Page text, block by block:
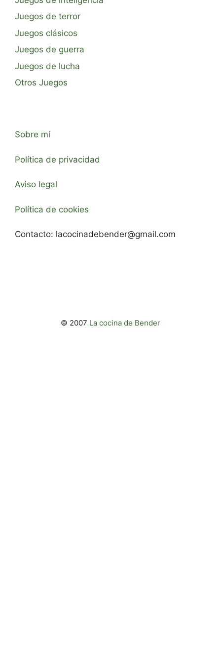
Juegos de terror
Juegos clásicos
Juegos de guerra
Juegos de lucha
Otros Juegos
Sobre mí
Política de privacidad
Aviso legal
Política de cookies
Contacto: lacocinadebender@gmail.com
© 2007 La cocina de Bender